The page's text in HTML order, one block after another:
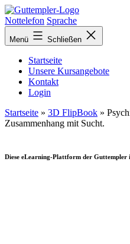
Zurück
zur
Übersicht
Nottelefon Sprache
Menü Schließen
Startseite
Unsere Kursangebote
Kontakt
Login
Startseite » 3D FlipBook »
Zusammenhang mit Sucht.
Diese eLearning-Plattform der